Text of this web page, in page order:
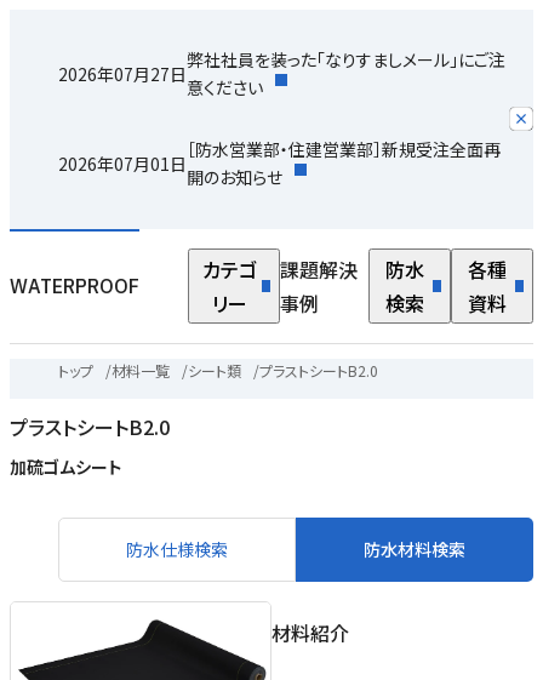
2026年07月27日
弊社社員を装った「なりすましメール」にご注
意ください
2026年07月01日
［防水営業部・住建営業部］新規受注全面再
開のお知らせ
WATERPROOF
カテゴ
リー
課題解決
事例
防水
検索
各種
資料
トップ /材料一覧 /シート類 /プラストシートB2.0
プラストシートB2.0
加硫ゴムシート
防水仕様検索 防水材料検索
材料紹介